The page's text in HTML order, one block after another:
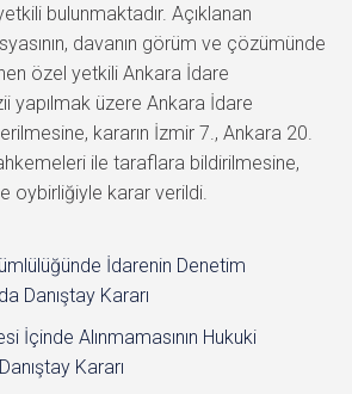
bulunmaktadır. Açıklanan
davanın görüm ve çözümünde
özel yetkili Ankara İdare
yapılmak üzere Ankara İdare
kararın İzmir 7., Ankara 20.
ile taraflara bildirilmesine,
oybirliğiyle karar verildi.
İdarenin Denetim
Danıştay Kararı
İçinde Alınmamasının Hukuki
Kararı